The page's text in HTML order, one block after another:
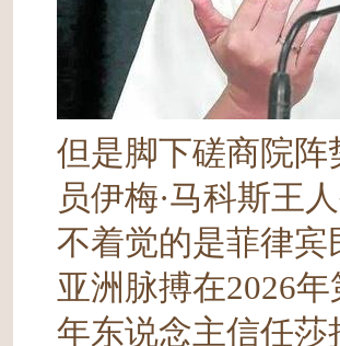
但是脚下磋商院
员伊梅·马科斯王
不着觉的是菲律宾
亚洲脉搏在2026
年东说念主信任莎